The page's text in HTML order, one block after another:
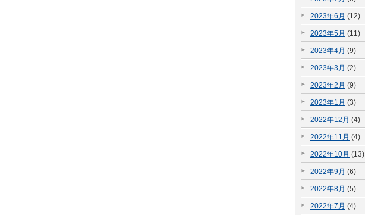
2023年6月 (12)
2023年5月 (11)
2023年4月 (9)
2023年3月 (2)
2023年2月 (9)
2023年1月 (3)
2022年12月 (4)
2022年11月 (4)
2022年10月 (13)
2022年9月 (6)
2022年8月 (5)
2022年7月 (4)